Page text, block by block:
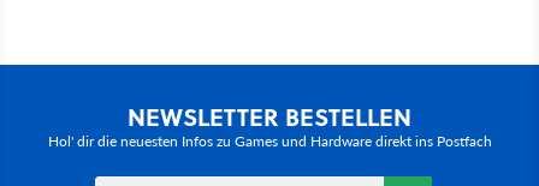
NEWSLETTER BESTELLEN
Hol' dir die neuesten Infos zu Games und Hardware direkt ins Postfach